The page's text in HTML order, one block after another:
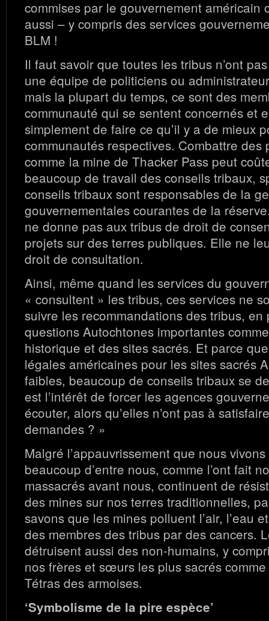
commises par le gouvernement américain
aussi – y compris des services
BLM !
Il faut savoir que toutes les tribus n’ont
une équipe de politiciens ou
mais la plupart du temps, ce sont des
communauté qui se sentent concernés et
simplement de faire ce qu’il y a de mieux
communautés respectives. Combattre des
comme la mine de Thacker Pass peut
beaucoup de travail des conseils tribaux,
conseils tribaux sont responsables de la
gouvernementales courantes de la
ne donne pas aux tribus de droit de
projets sur des terres publiques. Elle ne
droit de consultation.
Ainsi, même quand les services du
« consultent » les tribus, ces services ne
suivre les recommandations des tribus,
questions Autochtones importantes
historique et des sites sacrés. Et parce
légales américaines pour les sites sacrés
faibles, beaucoup de conseils tribaux se
est l’intérêt de forcer les agences
écouter, alors qu’elles n’ont pas à
demandes ? »
Malgré l’appauvrissement que nous
beaucoup d’entre nous, comme l’ont fait
massacrés avant nous, continuent de
des mines sur nos terres traditionnelles,
savons que les mines polluent l’air, l’eau
des membres des tribus par des cancers.
détruisent aussi des non-humains, y
nos frères et sœurs les plus sacrés
Tétras des armoises.
‘Symbolisme de la pire espèce’